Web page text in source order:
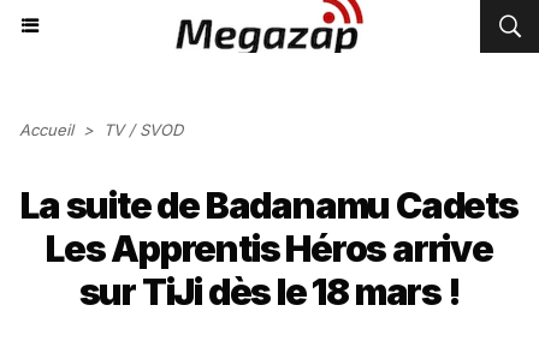
Accueil > TV / SVOD
La suite de Badanamu Cadets
Les Apprentis Héros arrive
sur TiJi dès le 18 mars !